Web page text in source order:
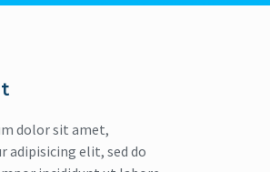
dolor sit amet,
adipisicing elit, sed do